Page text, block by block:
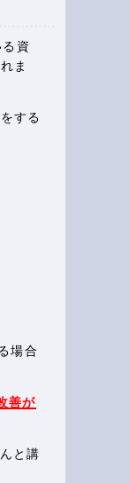
資
ま
する
場合
善が
と講